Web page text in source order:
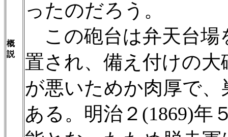
概
説
ったのだろう。
この砲台は弁天台場
置され、備え付けの
が悪いためか肉厚で
ある。明治２(1869)年